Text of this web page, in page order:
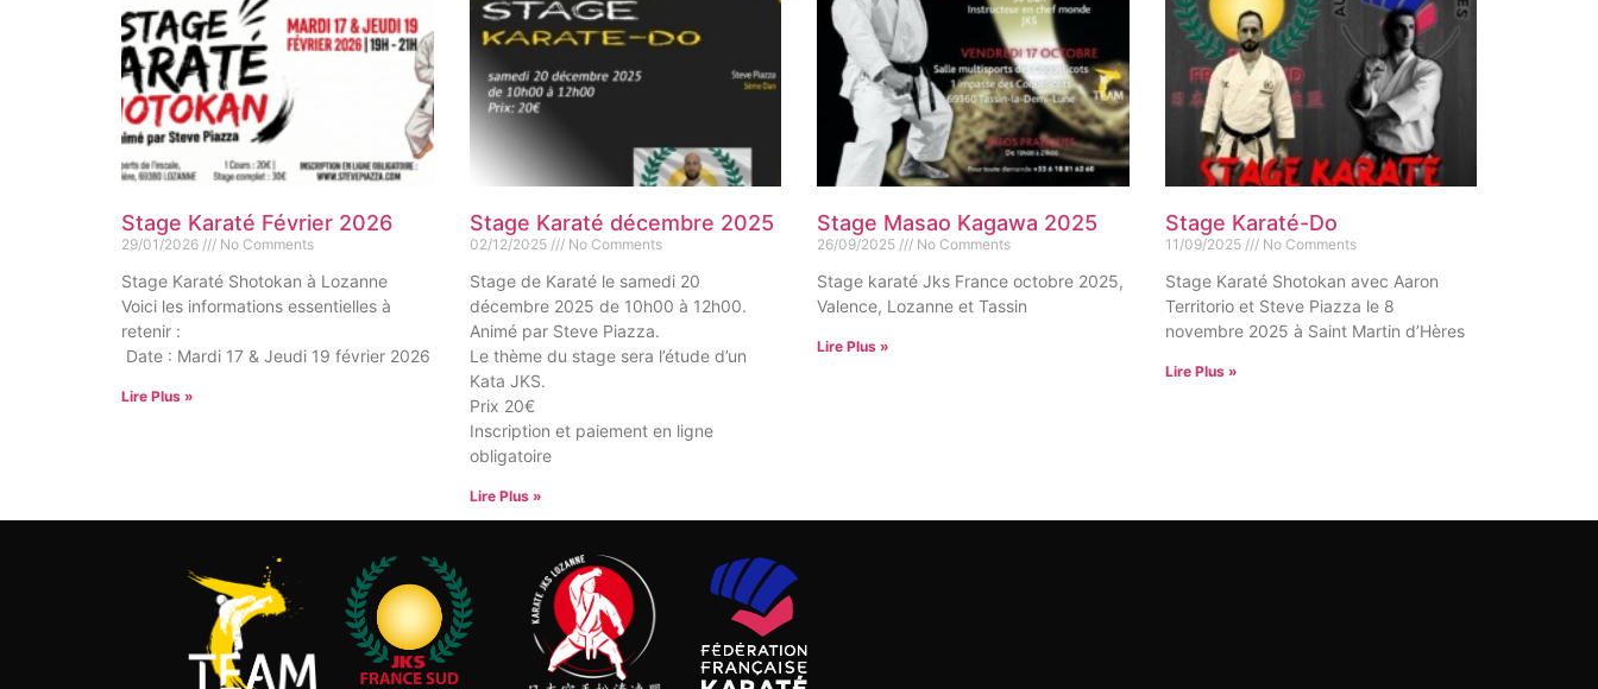
Stage Karaté Février 2026
29/01/2026 No Comments
Stage Karaté Shotokan à Lozanne
Voici les informations essentielles à
retenir :
Date : Mardi 17 & Jeudi 19 février 2026
Lire Plus »
Stage Karaté décembre 2025
02/12/2025 No Comments
Stage de Karaté le samedi 20
décembre 2025 de 10h00 à 12h00.
Animé par Steve Piazza.
Le thème du stage sera l’étude d’un
Kata JKS.
Prix 20€
Inscription et paiement en ligne
obligatoire
Lire Plus »
Stage Masao Kagawa 2025
26/09/2025 No Comments
Stage karaté Jks France octobre 2025,
Valence, Lozanne et Tassin
Lire Plus »
Stage Karaté-Do
11/09/2025 No Comments
Stage Karaté Shotokan avec Aaron
Territorio et Steve Piazza le 8
novembre 2025 à Saint Martin d’Hères
Lire Plus »